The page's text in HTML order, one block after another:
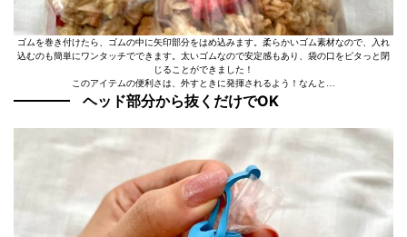
ゴムを巻き付けたら、ゴムの中に矢印部分をはめ込みます。柔らかいゴム素材なので、入れ
込むのも簡単にワンタッチでできます。太いゴムなので安定感もあり、袋の口をピタっと閉
じることができました！
このアイテムの便利さは、外すときに発揮されるよう！なんと…
ヘッド部分から抜くだけでOK